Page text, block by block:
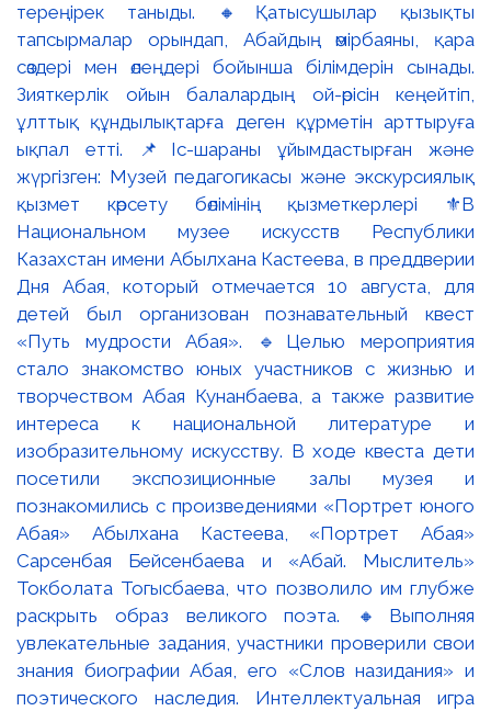
тереңірек таныды. 🔸Қатысушылар қызықты
тапсырмалар орындап, Абайдың өмірбаяны, қара
сөздері мен өлеңдері бойынша білімдерін сынады.
Зияткерлік ойын балалардың ой-өрісін кеңейтіп,
ұлттық құндылықтарға деген құрметін арттыруға
ықпал етті. 📌Іс-шараны ұйымдастырған және
жүргізген: Музей педагогикасы және экскурсиялық
қызмет көрсету бөлімінің қызметкерлері ⚜️В
Национальном музее искусств Республики
Казахстан имени Абылхана Кастеева, в преддверии
Дня Абая, который отмечается 10 августа, для
детей был организован познавательный квест
«Путь мудрости Абая». 🔹Целью мероприятия
стало знакомство юных участников с жизнью и
творчеством Абая Кунанбаева, а также развитие
интереса к национальной литературе и
изобразительному искусству. В ходе квеста дети
посетили экспозиционные залы музея и
познакомились с произведениями «Портрет юного
Абая» Абылхана Кастеева, «Портрет Абая»
Сарсенбая Бейсенбаева и «Абай. Мыслитель»
Токболата Тогысбаева, что позволило им глубже
раскрыть образ великого поэта. 🔸Выполняя
увлекательные задания, участники проверили свои
знания биографии Абая, его «Слов назидания» и
поэтического наследия. Интеллектуальная игра